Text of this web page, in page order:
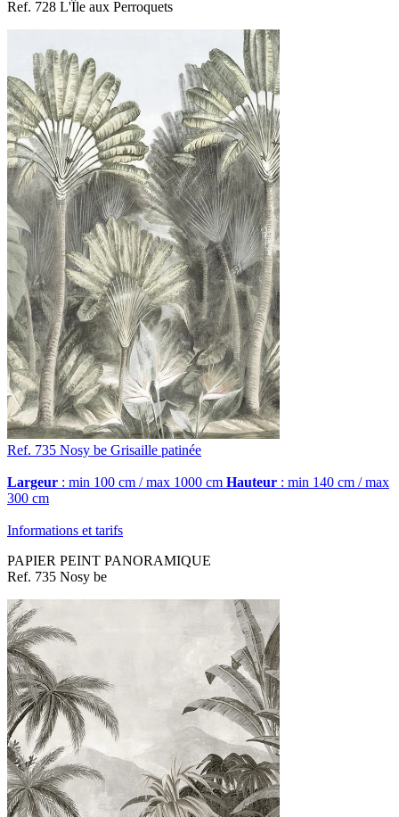
Ref. 728 L'Île aux Perroquets
Ref. 735 Nosy be Grisaille patinée
Largeur : min 100 cm / max 1000 cm Hauteur : min 140 cm / max
300 cm
Informations et tarifs
PAPIER PEINT PANORAMIQUE
Ref. 735 Nosy be